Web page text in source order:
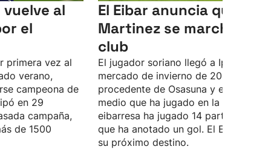
vuelve al
el
primera vez al
verano,
campeona de
en 29
campaña,
de 1500
El Eibar anuncia que Javi
Martinez se marcha del
club
El jugador soriano llegó a Ipurua en el
mercado de invierno de 2025
procedente de Osasuna y en el año y
medio que ha jugado en la entidad
eibarresa ha jugado 14 partidos, en
que ha anotado un gol. El Eldense
su próximo destino.